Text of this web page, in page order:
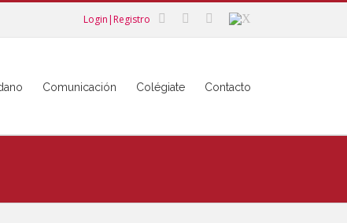
Login|Registro
Comunicación Colégiate Contacto